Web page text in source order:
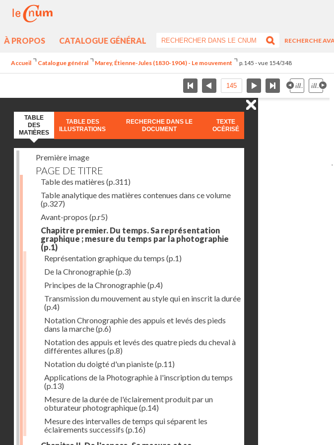
À PROPOS CATALOGUE GÉNÉRAL
RECHERCHE
Accueil Catalogue général Marey, Étienne-Jules (1830-1904) - Le mouvement p.145 - vue 154/348
TABLE
DES
MATIÈRES
TABLE DES
ILLUSTRATIONS
RECHERCHE DANS LE
DOCUMENT
TEXTE
OCÉRISÉ
Première image
PAGE DE TITRE
Table des matières (p.311)
Table analytique des matières contenues dans ce volume
(p.327)
Avant-propos (p.r5)
Chapitre premier. Du temps. Sa représentation
graphique ; mesure du temps par la photographie
(p.1)
Représentation graphique du temps (p.1)
De la Chronographie(p.3)
Principes de la Chronographie(p.4)
Transmission du mouvement au style qui en inscrit la durée
(p.4)
Notation Chronographie des appuis et levés des pieds
dans la marche(p.6)
Notation des appuis et levés des quatre pieds du cheval à
différentes allures (p.8)
Notation du doigté d'un pianiste(p.11)
Applications de la Photographie à l'inscription du temps
(p.13)
Mesure de la durée de l'éclairement produit par un
obturateur photographique(p.14)
Mesure des intervalles de temps qui séparent les
éclairements successifs (p.16)